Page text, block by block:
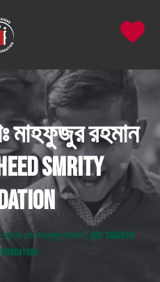
মাহফুজুর রহমান
Smrity
মোঃ মাহফুজুর রহমান | JULY SHAHEED